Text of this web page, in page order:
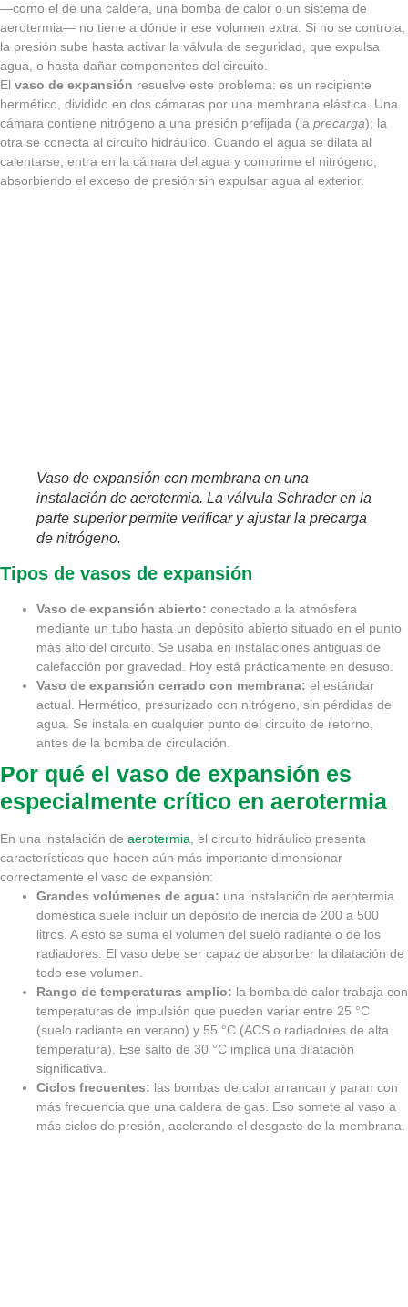
—como el de una caldera, una bomba de calor o un sistema de
aerotermia— no tiene a dónde ir ese volumen extra. Si no se controla,
la presión sube hasta activar la válvula de seguridad, que expulsa
agua, o hasta dañar componentes del circuito.
El vaso de expansión resuelve este problema: es un recipiente
hermético, dividido en dos cámaras por una membrana elástica. Una
cámara contiene nitrógeno a una presión prefijada (la precarga); la
otra se conecta al circuito hidráulico. Cuando el agua se dilata al
calentarse, entra en la cámara del agua y comprime el nitrógeno,
absorbiendo el exceso de presión sin expulsar agua al exterior.
Vaso de expansión con membrana en una
instalación de aerotermia. La válvula Schrader en la
parte superior permite verificar y ajustar la precarga
de nitrógeno.
Tipos de vasos de expansión
Vaso de expansión abierto: conectado a la atmósfera
mediante un tubo hasta un depósito abierto situado en el punto
más alto del circuito. Se usaba en instalaciones antiguas de
calefacción por gravedad. Hoy está prácticamente en desuso.
Vaso de expansión cerrado con membrana: el estándar
actual. Hermético, presurizado con nitrógeno, sin pérdidas de
agua. Se instala en cualquier punto del circuito de retorno,
antes de la bomba de circulación.
Por qué el vaso de expansión es
especialmente crítico en aerotermia
En una instalación de aerotermia , el circuito hidráulico presenta
características que hacen aún más importante dimensionar
correctamente el vaso de expansión:
Grandes volúmenes de agua: una instalación de aerotermia
doméstica suele incluir un depósito de inercia de 200 a 500
litros. A esto se suma el volumen del suelo radiante o de los
radiadores. El vaso debe ser capaz de absorber la dilatación de
todo ese volumen.
Rango de temperaturas amplio: la bomba de calor trabaja con
temperaturas de impulsión que pueden variar entre 25 °C
(suelo radiante en verano) y 55 °C (ACS o radiadores de alta
temperatura). Ese salto de 30 °C implica una dilatación
significativa.
Ciclos frecuentes: las bombas de calor arrancan y paran con
más frecuencia que una caldera de gas. Eso somete al vaso a
más ciclos de presión, acelerando el desgaste de la membrana.